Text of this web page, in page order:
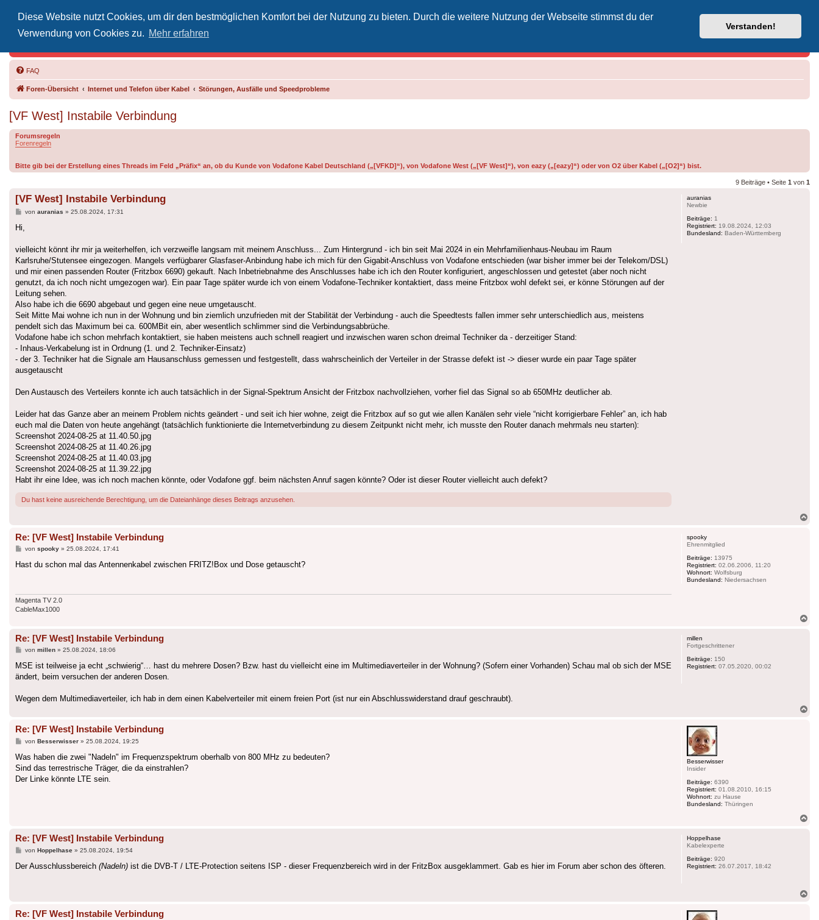
Diese Website nutzt Cookies, um dir den bestmöglichen Komfort bei der Nutzung zu bieten. Durch die weitere Nutzung der Webseite stimmst du der
Verwendung von Cookies zu. Mehr erfahren
Verstanden!
Vodafone-Kabel-Helpdesk
FAQ
Foren-Übersicht Internet und Telefon über Kabel Störungen, Ausfälle und Speedprobleme
[VF West] Instabile Verbindung
Forumsregeln
Forenregeln
Bitte gib bei der Erstellung eines Threads im Feld „Präfix“ an, ob du Kunde von Vodafone Kabel Deutschland („[VFKD]“), von Vodafone West („[VF West]“), von eazy („[eazy]“) oder von O2 über Kabel („[O2]“) bist.
9 Beiträge • Seite 1 von 1
auranias
Newbie
Beiträge: 1
Registriert: 19.08.2024, 12:03
Bundesland: Baden-Württemberg
[VF West] Instabile Verbindung
Beitrag
von auranias » 25.08.2024, 17:31
Hi,
vielleicht könnt ihr mir ja weiterhelfen, ich verzweifle langsam mit meinem Anschluss... Zum Hintergrund - ich bin seit Mai 2024 in ein Mehrfamilienhaus-Neubau im Raum
Karlsruhe/Stutensee eingezogen. Mangels verfügbarer Glasfaser-Anbindung habe ich mich für den Gigabit-Anschluss von Vodafone entschieden (war bisher immer bei der Telekom/DSL)
und mir einen passenden Router (Fritzbox 6690) gekauft. Nach Inbetriebnahme des Anschlusses habe ich ich den Router konfiguriert, angeschlossen und getestet (aber noch nicht
genutzt, da ich noch nicht umgezogen war). Ein paar Tage später wurde ich von einem Vodafone-Techniker kontaktiert, dass meine Fritzbox wohl defekt sei, er könne Störungen auf der
Leitung sehen.
Also habe ich die 6690 abgebaut und gegen eine neue umgetauscht.
Seit Mitte Mai wohne ich nun in der Wohnung und bin ziemlich unzufrieden mit der Stabilität der Verbindung - auch die Speedtests fallen immer sehr unterschiedlich aus, meistens
pendelt sich das Maximum bei ca. 600MBit ein, aber wesentlich schlimmer sind die Verbindungsabbrüche.
Vodafone habe ich schon mehrfach kontaktiert, sie haben meistens auch schnell reagiert und inzwischen waren schon dreimal Techniker da - derzeitiger Stand:
- Inhaus-Verkabelung ist in Ordnung (1. und 2. Techniker-Einsatz)
- der 3. Techniker hat die Signale am Hausanschluss gemessen und festgestellt, dass wahrscheinlich der Verteiler in der Strasse defekt ist -> dieser wurde ein paar Tage später
ausgetauscht
Den Austausch des Verteilers konnte ich auch tatsächlich in der Signal-Spektrum Ansicht der Fritzbox nachvollziehen, vorher fiel das Signal so ab 650MHz deutlicher ab.
Leider hat das Ganze aber an meinem Problem nichts geändert - und seit ich hier wohne, zeigt die Fritzbox auf so gut wie allen Kanälen sehr viele “nicht korrigierbare Fehler” an, ich hab
euch mal die Daten von heute angehängt (tatsächlich funktionierte die Internetverbindung zu diesem Zeitpunkt nicht mehr, ich musste den Router danach mehrmals neu starten):
Screenshot 2024-08-25 at 11.40.50.jpg
Screenshot 2024-08-25 at 11.40.26.jpg
Screenshot 2024-08-25 at 11.40.03.jpg
Screenshot 2024-08-25 at 11.39.22.jpg
Habt ihr eine Idee, was ich noch machen könnte, oder Vodafone ggf. beim nächsten Anruf sagen könnte? Oder ist dieser Router vielleicht auch defekt?
Du hast keine ausreichende Berechtigung, um die Dateianhänge dieses Beitrags anzusehen.
spooky
Ehrenmitglied
Beiträge: 13975
Registriert: 02.06.2006, 11:20
Wohnort: Wolfsburg
Bundesland: Niedersachsen
Re: [VF West] Instabile Verbindung
Beitrag
von spooky» 25.08.2024, 17:41
Hast du schon mal das Antennenkabel zwischen FRITZ!Box und Dose getauscht?
Magenta TV 2.0
CableMax1000
millen
Fortgeschrittener
Beiträge: 150
Registriert: 07.05.2020, 00:02
Re: [VF West] Instabile Verbindung
Beitrag
von millen» 25.08.2024, 18:06
MSE ist teilweise ja echt „schwierig“… hast du mehrere Dosen? Bzw. hast du vielleicht eine im Multimediaverteiler in der Wohnung? (Sofern einer Vorhanden) Schau mal ob sich der MSE
ändert, beim versuchen der anderen Dosen.
Wegen dem Multimediaverteiler, ich hab in dem einen Kabelverteiler mit einem freien Port (ist nur ein Abschlusswiderstand drauf geschraubt).
Besserwisser
Insider
Beiträge: 6390
Registriert: 01.08.2010, 16:15
Wohnort: zu Hause
Bundesland: Thüringen
Re: [VF West] Instabile Verbindung
Beitrag
von Besserwisser» 25.08.2024, 19:25
Was haben die zwei "Nadeln" im Frequenzspektrum oberhalb von 800 MHz zu bedeuten?
Sind das terrestrische Träger, die da einstrahlen?
Der Linke könnte LTE sein.
Hoppelhase
Kabelexperte
Beiträge: 920
Registriert: 26.07.2017, 18:42
Re: [VF West] Instabile Verbindung
Beitrag
von Hoppelhase» 25.08.2024, 19:54
Der Ausschlussbereich (Nadeln) ist die DVB-T / LTE-Protection seitens ISP - dieser Frequenzbereich wird in der FritzBox ausgeklammert. Gab es hier im Forum aber schon des öfteren.
Re: [VF West] Instabile Verbindung